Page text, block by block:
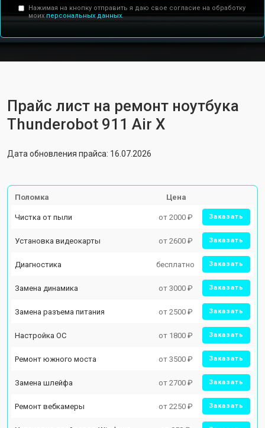
Нажимая на кнопку отправить я даю свое согласие на обработку
моихперсональных данных.
Прайс лист на ремонт ноутбука
Thunderobot 911 Air X
Дата обновления прайса: 16.07.2026
Поломка Цена
Чистка от пыли от 2000 ₽ Заказать
Установка видеокарты от 2600 ₽ Заказать
Диагностика бесплатно Заказать
Замена динамика от 3000 ₽ Заказать
Замена разъема питания от 2500 ₽ Заказать
Настройка ОС от 1800 ₽ Заказать
Ремонт южного моста от 3500 ₽ Заказать
Замена шлейфа от 2700 ₽ Заказать
Ремонт вебкамеры от 2250 ₽ Заказать